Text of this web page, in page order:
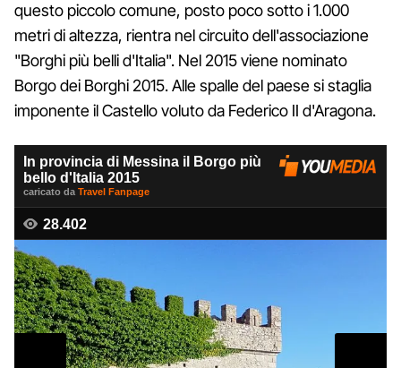
questo piccolo comune, posto poco sotto i 1.000
metri di altezza, rientra nel circuito dell'associazione
"Borghi più belli d'Italia". Nel 2015 viene nominato
Borgo dei Borghi 2015. Alle spalle del paese si staglia
imponente il Castello voluto da Federico II d'Aragona.